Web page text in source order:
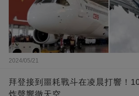
2024/05/21
拜登接到噩耗戰斗在凌晨打響！
炸聲響徹天空